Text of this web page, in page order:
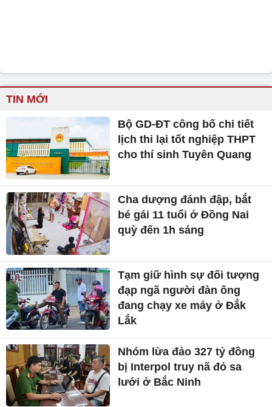
TIN MỚI
Bộ GD-ĐT công bố chi tiết
lịch thi lại tốt nghiệp THPT
cho thí sinh Tuyên Quang
Cha dượng đánh đập, bắt
bé gái 11 tuổi ở Đồng Nai
quỳ đến 1h sáng
Tạm giữ hình sự đối tượng
đạp ngã người đàn ông
đang chạy xe máy ở Đắk
Lắk
Nhóm lừa đảo 327 tỷ đồng
bị Interpol truy nã đỏ sa
lưới ở Bắc Ninh